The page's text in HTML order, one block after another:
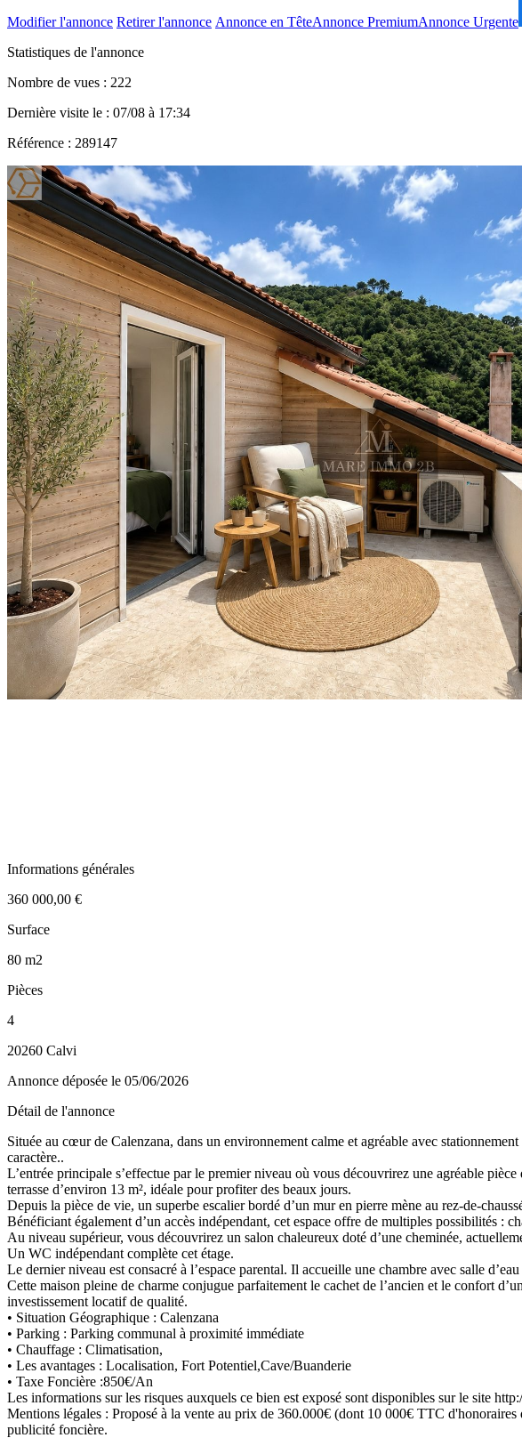
Modifier l'annonce Retirer l'annonce Annonce en TêteAnnonce PremiumAnnonce Urgente
Statistiques de l'annonce
Nombre de vues : 222
Dernière visite le : 07/08 à 17:34
Référence : 289147
Informations générales
360 000,00 €
Surface
80 m2
Pièces
4
20260 Calvi
Annonce déposée le 05/06/2026
Détail de l'annonce
Située au cœur de Calenzana, dans un environnement calme et agréable avec
caractère..
L’entrée principale s’effectue par le premier niveau où vous découvrirez une agréable
terrasse d’environ 13 m², idéale pour profiter des beaux jours.
Depuis la pièce de vie, un superbe escalier bordé d’un mur en pierre mène au rez-de-
Bénéficiant également d’un accès indépendant, cet espace offre de multiples possibilités :
Au niveau supérieur, vous découvrirez un salon chaleureux doté d’une cheminée,
Un WC indépendant complète cet étage.
Le dernier niveau est consacré à l’espace parental. Il accueille une chambre avec salle
Cette maison pleine de charme conjugue parfaitement le cachet de l’ancien et le confort
investissement locatif de qualité.
• Situation Géographique : Calenzana
• Parking : Parking communal à proximité immédiate
• Chauffage : Climatisation,
• Les avantages : Localisation, Fort Potentiel,Cave/Buanderie
• Taxe Foncière :850€/An
Les informations sur les risques auxquels ce bien est exposé sont disponibles sur le site
Mentions légales : Proposé à la vente au prix de 360.000€ (dont 10 000€ TTC
publicité foncière.